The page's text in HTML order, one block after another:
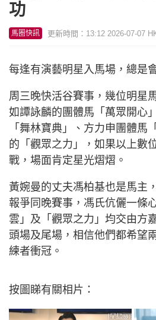
功
馬圈快訊 更新時間：13:12 2026-07-07
每逢有演藝明星入馬場，總是
周三晚快活谷賽事，幾位明星
如譚詠麟的團體馬「萬眾開心
「舞林寶典」、方力申團體馬
的「觀眾之力」，如果以上數
戰，場面肯定星光熠熠。
黃婉曼的丈夫馮柏基也是馬主
報爭同晚賽事，馮氏伉儷一條
雲」及「觀眾之力」均交由方
頭場及尾場，相信他們都希望
練者衝冠。
按圖睇有關相片：